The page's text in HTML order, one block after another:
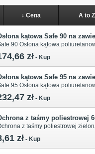
↓ Cena A to Z
kątowa Safe 90 na
zł - Kup
kątowa Safe 95 na
zł - Kup
z taśmy poliestrowej
zł - Kup